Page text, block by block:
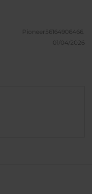
Pioneer56164906466.
01/04/2026